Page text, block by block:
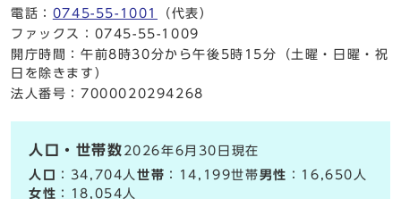
電話： 0745-55-1001
（代表）
ファックス：0745-55-1009
開庁時間：午前8時30分から午後5時15分（土曜・日曜・祝
日を除きます）
法人番号：7000020294268
人口・世帯数 2026年6月30日現在
人口
：34,704人世帯 ：14,199世帯男性 ：16,650人
女性 ：18,054人